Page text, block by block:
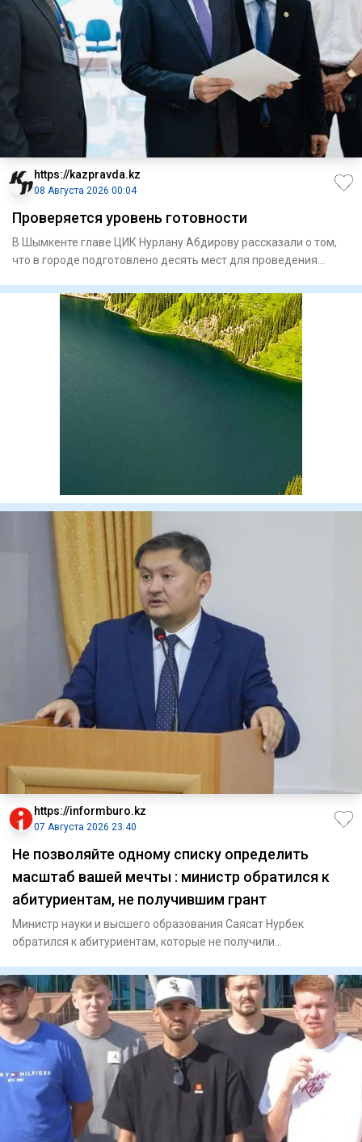
https://kazpravda.kz
08 Августа 2026 00:04
Проверяется уровень готовности
В Шымкенте главе ЦИК Нурлану Абдирову рассказали о том,
что в городе подготовлено десять мест для проведения
https://informburo.kz
07 Августа 2026 23:40
Не позволяйте одному списку определить
масштаб вашей мечты : министр обратился к
абитуриентам, не получившим грант
Министр науки и высшего образования Саясат Нурбек
обратился к абитуриентам, которые не получили